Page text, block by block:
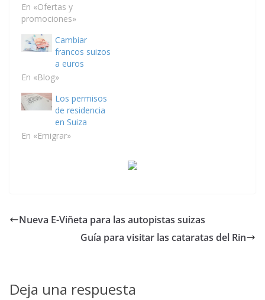
En «Ofertas y
promociones»
Cambiar
francos suizos
a euros
En «Blog»
Los permisos
de residencia
en Suiza
En «Emigrar»
Nueva E-Viñeta para las autopistas suizas
Guía para visitar las cataratas del Rin
Deja una respuesta